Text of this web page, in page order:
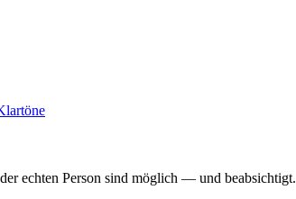
echten Person sind möglich — und beabsichtigt.